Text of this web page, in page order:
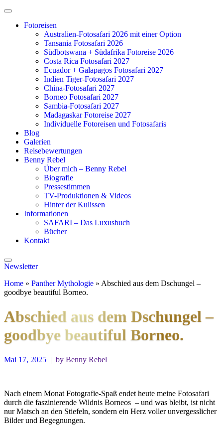
Zum
springenFotoreisen
Australien-Fotosafari 2026 mit einer Option
Tansania Fotosafari 2026
Südbotswana + Südafrika Fotoreise 2026
Costa Rica Fotosafari 2027
Ecuador + Galapagos Fotosafari 2027
Indien Tiger-Fotosafari 2027
China-Fotosafari 2027
Borneo Fotosafari 2027
Sambia-Fotosafari 2027
Madagaskar Fotoreise 2027
Individuelle Fotoreisen und Fotosafaris
Blog
Galerien
Reisebewertungen
Benny Rebel
Über mich – Benny Rebel
Biografie
Pressestimmen
TV-Produktionen & Videos
Hinter der Kulissen
Informationen
SAFARI – Das Luxusbuch
Bücher
Kontakt
Newsletter
Home » Panther Mythologie » Abschied aus dem Dschungel –
goodbye beautiful Borneo.
Abschied aus dem Dschungel –
goodbye beautiful Borneo.
Mai 17, 2025 | by Benny Rebel
Nach einem Monat Fotografie-Spaß endet heute meine Fotosafari
durch die faszinierende Wildnis Borneos – und was bleibt, ist nicht
nur Matsch an den Stiefeln, sondern ein Herz voller unvergesslicher
Bilder und Begegnungen.